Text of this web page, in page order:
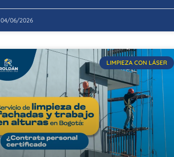
04/06/2026
LIMPIEZA CON LÁSER